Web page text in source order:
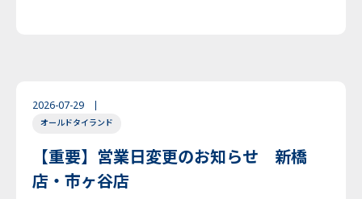
2026-07-29
オールドタイランド
【重要】営業日変更のお知らせ 新橋
店・市ヶ谷店